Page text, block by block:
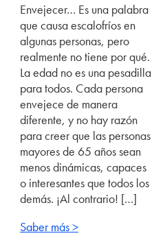
Envejecer… Es una palabra
que causa escalofríos en
algunas personas, pero
realmente no tiene por qué.
La edad no es una pesadilla
para todos. Cada persona
envejece de manera
diferente, y no hay razón
para creer que las personas
mayores de 65 años sean
menos dinámicas, capaces
o interesantes que todos los
demás. ¡Al contrario! […]
Saber más >